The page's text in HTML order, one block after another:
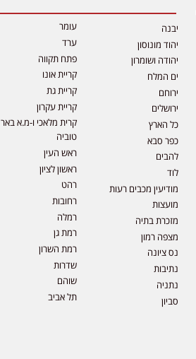
יבנה
יהוד מונוסון
יהודה ושומרון
ים המלח
ירוחם
ירושלים
כל הארץ
כפר סבא
להבים
לוד
מודיעין מכבים רעות
מועצות
מזכרת בתיה
מצפה רמון
נס ציונה
נתיבות
נתניה
סביון
עומר
ערד
פתח תקווה
קריית אונו
קריית גת
קריית עקרון
קרית מלאכי ו-מ.א באר
טוביה
ראש העין
ראשון לציון
רהט
רחובות
רמלה
רמת גן
רמת השרון
שדרות
שוהם
תל אביב